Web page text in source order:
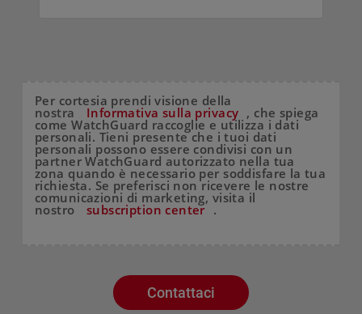
Per cortesia prendi visione della
nostra Informativa sulla privacy , che spiega
come WatchGuard raccoglie e utilizza i dati
personali. Tieni presente che i tuoi dati
personali possono essere condivisi con un
partner WatchGuard autorizzato nella tua
zona quando è necessario per soddisfare la tua
richiesta. Se preferisci non ricevere le nostre
comunicazioni di marketing, visita il
nostro subscription center .
Contattaci